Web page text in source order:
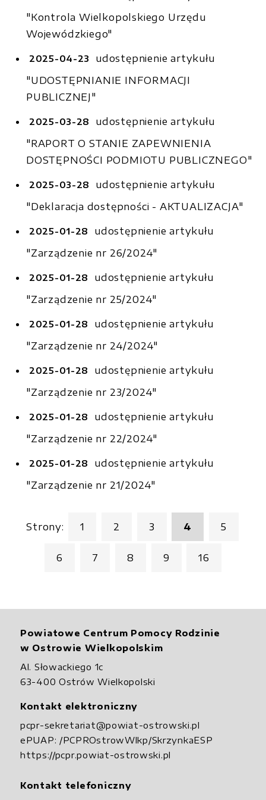
"Kontrola Wielkopolskiego Urzędu
Wojewódzkiego"
2025-04-23
udostępnienie artykułu
"UDOSTĘPNIANIE INFORMACJI
PUBLICZNEJ"
2025-03-28
udostępnienie artykułu
"RAPORT O STANIE ZAPEWNIENIA
DOSTĘPNOŚCI PODMIOTU PUBLICZNEGO"
2025-03-28
udostępnienie artykułu
"Deklaracja dostępności - AKTUALIZACJA"
2025-01-28
udostępnienie artykułu
"Zarządzenie nr 26/2024"
2025-01-28
udostępnienie artykułu
"Zarządzenie nr 25/2024"
2025-01-28
udostępnienie artykułu
"Zarządzenie nr 24/2024"
2025-01-28
udostępnienie artykułu
"Zarządzenie nr 23/2024"
2025-01-28
udostępnienie artykułu
"Zarządzenie nr 22/2024"
2025-01-28
udostępnienie artykułu
"Zarządzenie nr 21/2024"
Strony: 1 2 3 4 5
6 7 8 9 16
Powiatowe Centrum Pomocy Rodzinie
w Ostrowie Wielkopolskim
Al. Słowackiego 1c
63-400 Ostrów Wielkopolski
Kontakt elektroniczny
pcpr-sekretariat@powiat-ostrowski.pl
ePUAP: /PCPROstrowWlkp/SkrzynkaESP
https://pcpr.powiat-ostrowski.pl
Kontakt telefoniczny